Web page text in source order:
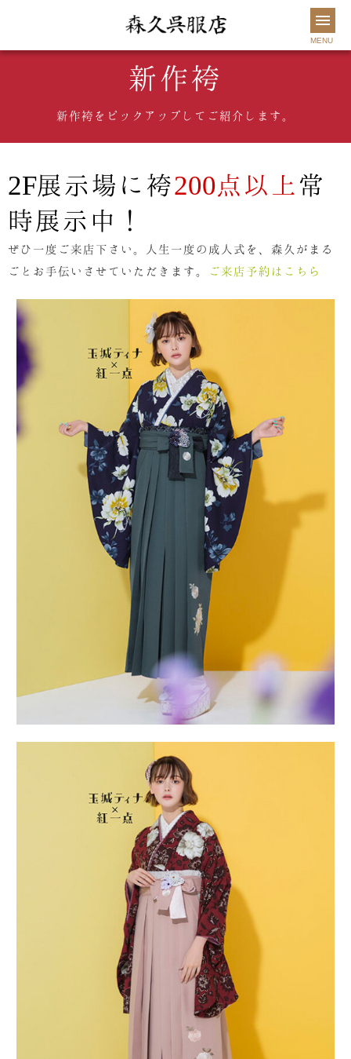
MENU
袴 振袖
お問い合わせ
0982-32-2834
営業時間 9:30～18:30
ご来店予約 店舗紹介
オンラインショップ
新作袴
新作袴をピックアップしてご紹介します。
2F展示場に袴200点以上常
時展示中！
ぜひ一度ご来店下さい。人生一度の成人式を、森久がまる
ごとお手伝いさせていただきます。
ご来店予約はこちら